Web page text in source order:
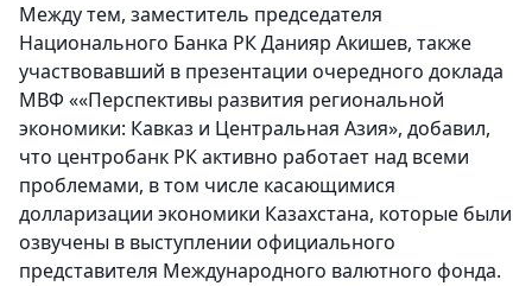
Между тем, заместитель председателя
Национального Банка РК Данияр Акишев, также
участвовавший в презентации очередного доклада
МВФ ««Перспективы развития региональной
экономики: Кавказ и Центральная Азия», добавил,
что центробанк РК активно работает над всеми
проблемами, в том числе касающимися
долларизации экономики Казахстана, которые были
озвучены в выступлении официального
представителя Международного валютного фонда.